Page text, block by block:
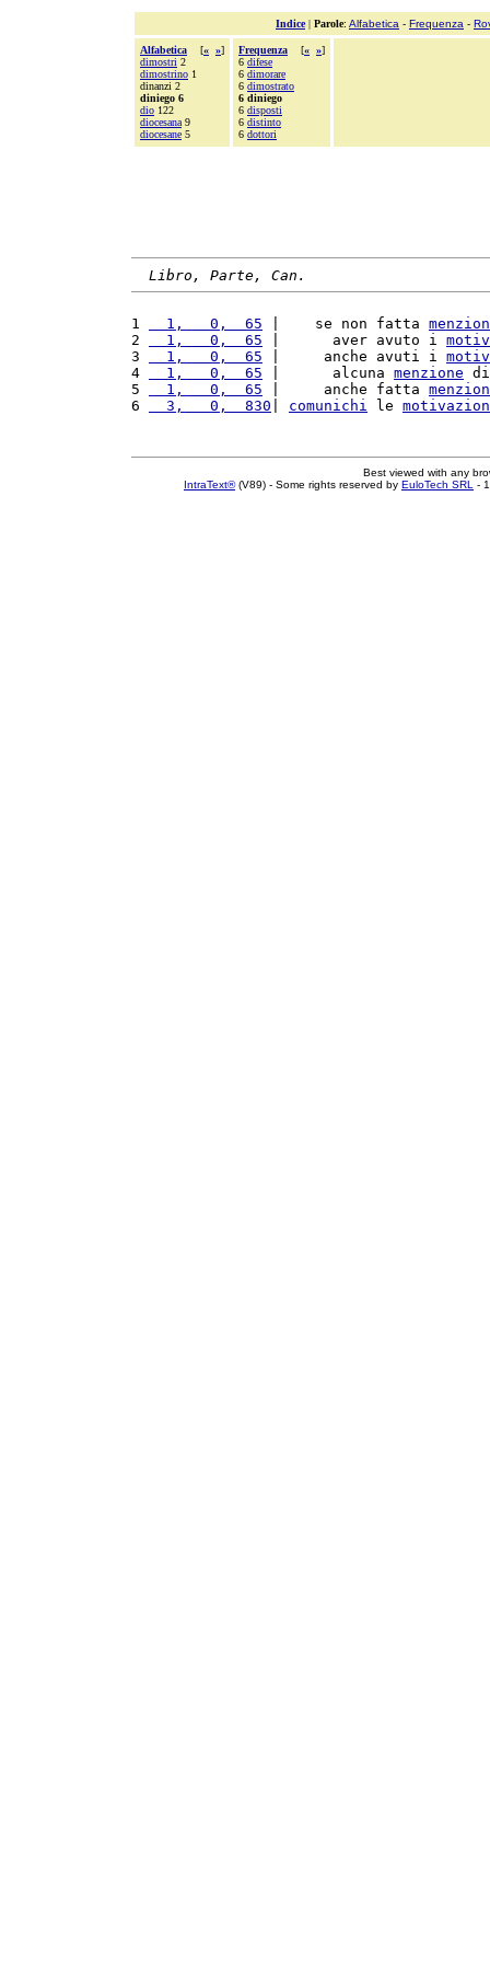
Indice| Parole: Alfabetica - Frequenza -
Alfabetica [« »]
dimostri 2
dimostrino 1
dinanzi 2
diniego 6
dio 122
diocesana 9
diocesane 5
Frequenza [« »]
6 difese
6 dimorare
6 dimostrato
6 diniego
6 disposti
6 distinto
6 dottori
Libro, Parte, Can.
1
  1,   0,  65
|    se non fatta
2
  1,   0,  65
|      aver avuto i
3
  1,   0,  65
|     anche avuti i
4
  1,   0,  65
|      alcuna menzione
5
  1,   0,  65
|     anche fatta
6
  3,   0,  830
comunichi le
Best viewed with any
IntraText®(V89) - Some rights reserved by EuloTech SRL -